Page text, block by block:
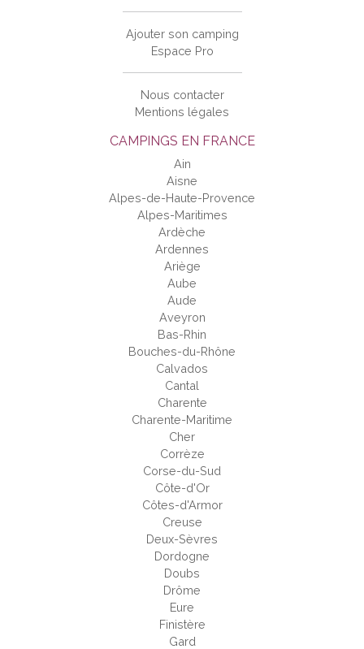
CAMPINGS EN FRANCE
Ain
Aisne
Alpes-de-Haute-Provence
Alpes-Maritimes
Ardèche
Ardennes
Ariège
Aube
Aude
Aveyron
Bas-Rhin
Bouches-du-Rhône
Calvados
Cantal
Charente
Charente-Maritime
Cher
Corrèze
Corse-du-Sud
Côte-d'Or
Côtes-d'Armor
Creuse
Deux-Sèvres
Dordogne
Doubs
Drôme
Eure
Finistère
Gard
Ajouter son camping
Espace Pro
Nous contacter
Mentions légales